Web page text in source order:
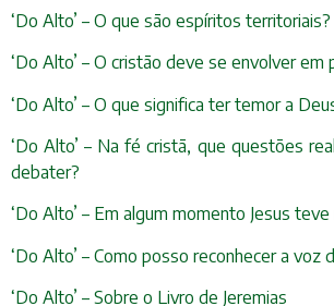
‘Do Alto’ – O que são espíritos territoriais?
‘Do Alto’ – O cristão deve se envolver em
‘Do Alto’ – O que significa ter temor a
‘Do Alto’ – Na fé cristã, que questões
debater?
‘Do Alto’ – Em algum momento Jesus teve
‘Do Alto’ – Como posso reconhecer a voz
‘Do Alto’ – Sobre o Livro de Jeremias